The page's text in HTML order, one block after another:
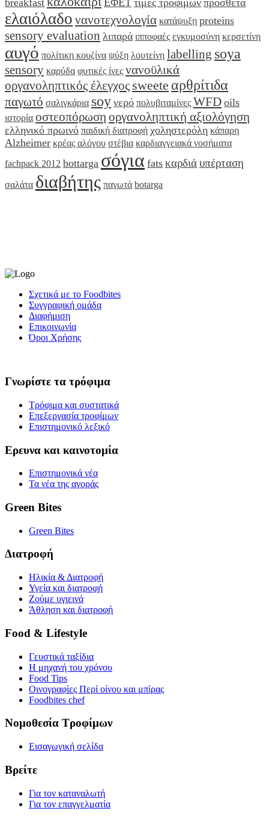
breakfast ΕΦΕΤ τιμές τροφίμων πρόσθετα
ελαιόλαδο νανοτεχνολογία κατάψυξη proteins
sensory evaluation λιπαρά ιπποφαές εγκυμοσύνη κερσετίνη
αυγό πολίτικη κουζίνα ψύξη λουτείνη labelling soya
sensory καρύδα φυτικές ίνες νανοϋλικά
οργανοληπτικός έλεγχος sweete αρθρίτιδα
παγωτό σαλιγκάρια soy νερό πολυβιταμίνες WFD oils
ιστορία οστεοπόρωση οργανοληπτική αξιολόγηση
ελληνικό πρωινό παιδική διατροφή χοληστερόλη κάπαρη
Alzheimer κρέας αλόγου στέβια καρδιαγγειακά νοσήματα
fachpack 2012 bottarga σόγια fats καρδιάυπέρταση
σαλάτα διαβήτης παγωτά botarga
Σχετικά με το Foodbites
Συγγραφική ομάδα
Διαφήμιση
Επικοινωνία
Όροι Χρήσης
Γνωρίστε τα τρόφιμα
Τρόφιμα και συστατικά
Επεξεργασία τροφίμων
Επιστημονικό λεξικό
Ερευνα και καινοτομία
Επιστημονικά νέα
Τα νέα της αγοράς
Green Bites
Green Bites
Διατροφή
Ηλικία & Διατροφή
Υγεία και διατροφή
Ζούμε υγιεινά
Άθληση και διατροφή
Food & Lifestyle
Γευστικά ταξίδια
Η μηχανή του χρόνου
Food Tips
Οινογραφίες Περί οίνου και μπίρας
Foodbites chef
Νομοθεσία Τροφίμων
Εισαγωγική σελίδα
Βρείτε
Για τον καταναλωτή
Για τον επαγγελματία